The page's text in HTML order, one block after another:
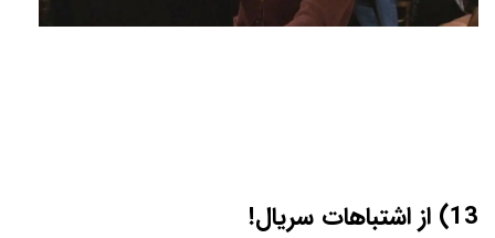
13) از اشتباهات سریال!